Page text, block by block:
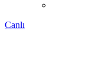
Canlı